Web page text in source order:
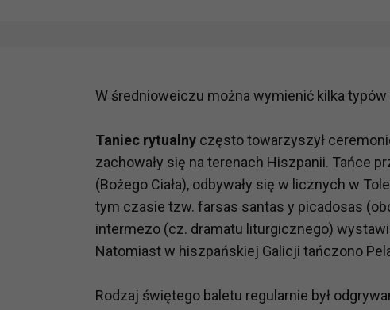
W średnioweiczu można wymienić kilka
Taniec rytualny często towarzyszył
zachowały się na terenach Hiszpanii. Tańce
(Bożego Ciała), odbywały się w licznych w
tym czasie tzw. farsas santas y picadosas
intermezo (cz. dramatu liturgicznego)
Natomiast w hiszpańskiej Galicji tańczono
Rodzaj świętego baletu regularnie był